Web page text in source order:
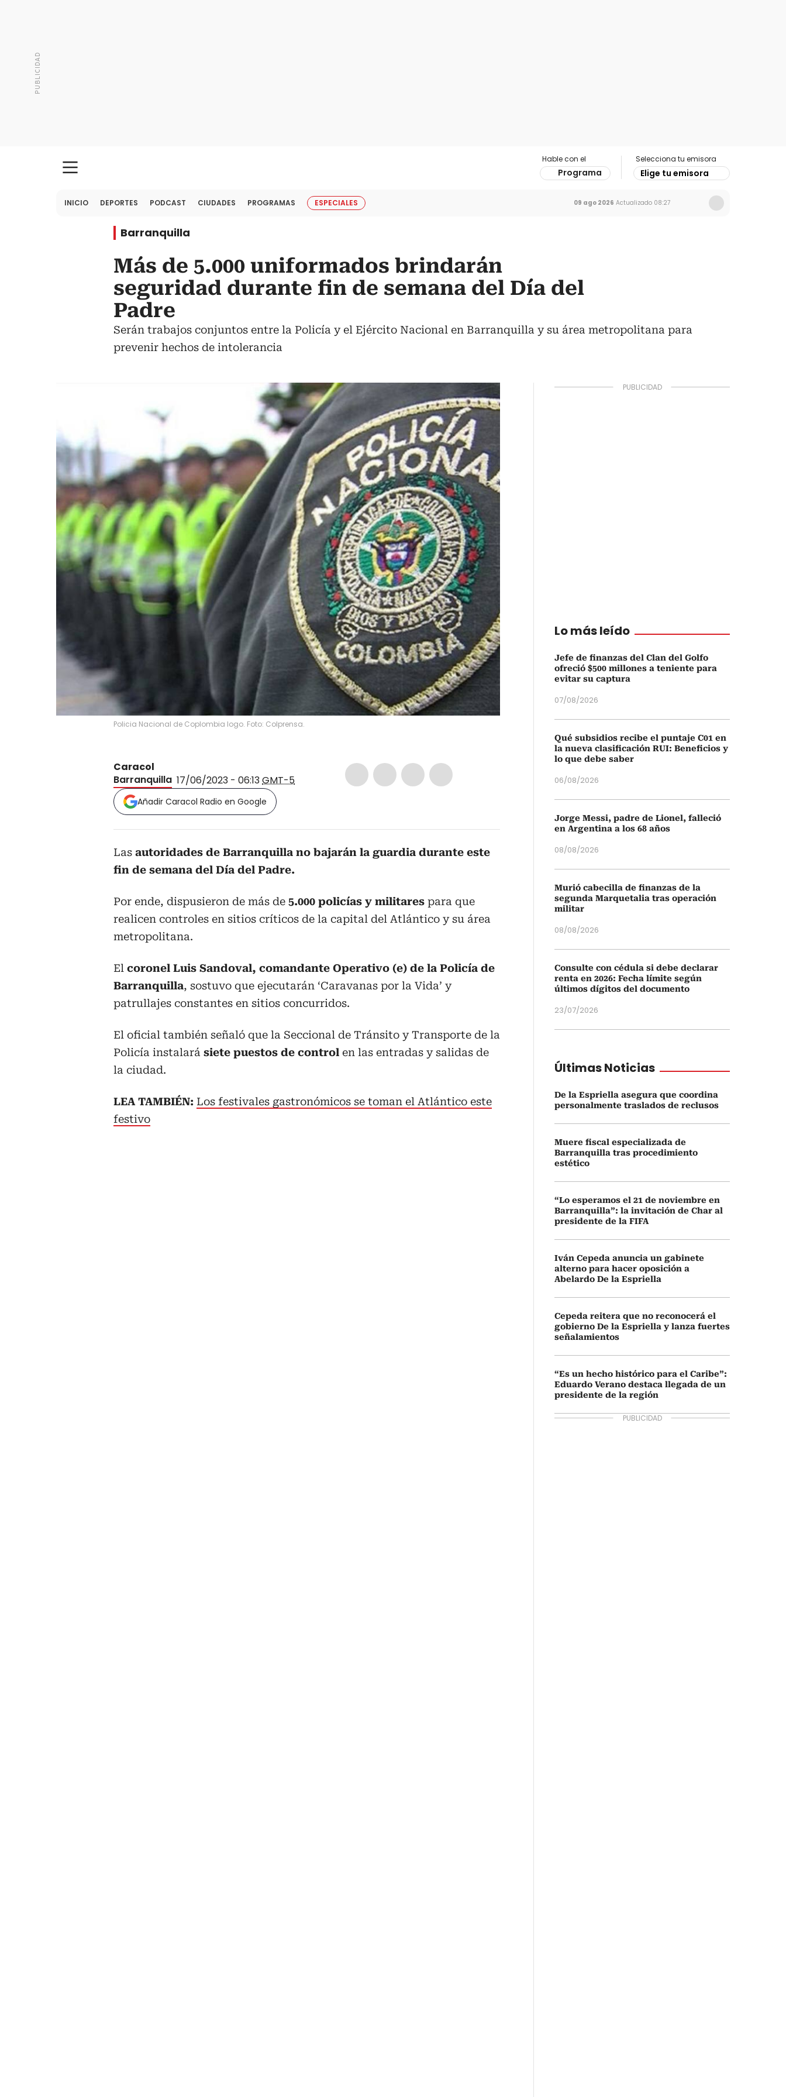
Hable con el
Programa
Selecciona tu emisora
Elige tu emisora
INICIO DEPORTES PODCAST CIUDADES PROGRAMAS ESPECIALES 09 ago 2026 Actualizado 08:27
Barranquilla
Más de 5.000 uniformados brindarán
seguridad durante fin de semana del Día del
Padre
Serán trabajos conjuntos entre la Policía y el Ejército Nacional en Barranquilla y su área metropolitana para
prevenir hechos de intolerancia
Policia Nacional de Coplombia logo. Foto: Colprensa.
Caracol
Barranquilla 17/06/2023 - 06:13GMT-5
Añadir Caracol Radio en Google
Las autoridades de Barranquilla no bajarán la guardia durante este
fin de semana del Día del Padre.
Por ende, dispusieron de más de 5.000 policías y militares para que
realicen controles en sitios críticos de la capital del Atlántico y su área
metropolitana.
El coronel Luis Sandoval, comandante Operativo (e) de la Policía de
Barranquilla, sostuvo que ejecutarán ‘Caravanas por la Vida’ y
patrullajes constantes en sitios concurridos.
El oficial también señaló que la Seccional de Tránsito y Transporte de la
Policía instalará siete puestos de control en las entradas y salidas de
la ciudad.
LEA TAMBIÉN: Los festivales gastronómicos se toman el Atlántico este
festivo
Lo más leído
Jefe de finanzas del Clan del Golfo
ofreció $500 millones a teniente para
evitar su captura
07/08/2026
Qué subsidios recibe el puntaje C01 en
la nueva clasificación RUI: Beneficios y
lo que debe saber
06/08/2026
Jorge Messi, padre de Lionel, falleció
en Argentina a los 68 años
08/08/2026
Murió cabecilla de finanzas de la
segunda Marquetalia tras operación
militar
08/08/2026
Consulte con cédula si debe declarar
renta en 2026: Fecha límite según
últimos dígitos del documento
23/07/2026
Últimas Noticias
De la Espriella asegura que coordina
personalmente traslados de reclusos
Muere fiscal especializada de
Barranquilla tras procedimiento
estético
“Lo esperamos el 21 de noviembre en
Barranquilla”: la invitación de Char al
presidente de la FIFA
Iván Cepeda anuncia un gabinete
alterno para hacer oposición a
Abelardo De la Espriella
Cepeda reitera que no reconocerá el
gobierno De la Espriella y lanza fuertes
señalamientos
“Es un hecho histórico para el Caribe”:
Eduardo Verano destaca llegada de un
presidente de la región